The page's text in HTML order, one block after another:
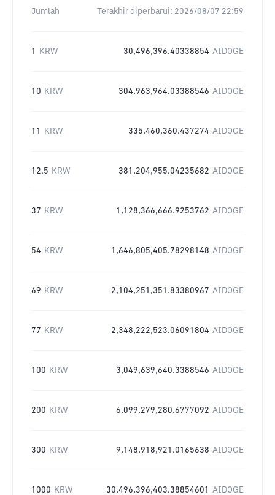
Jumlah Terakhir diperbarui: 2026/08/07 22:59
1 KRW 30,496,396.40338854 AIDOGE
10 KRW 304,963,964.03388546 AIDOGE
11 KRW 335,460,360.437274 AIDOGE
12.5 KRW 381,204,955.04235682 AIDOGE
37 KRW 1,128,366,666.9253762 AIDOGE
54 KRW 1,646,805,405.78298148 AIDOGE
69 KRW 2,104,251,351.83380967 AIDOGE
77 KRW 2,348,222,523.06091804 AIDOGE
100 KRW 3,049,639,640.3388546 AIDOGE
200 KRW 6,099,279,280.6777092 AIDOGE
300 KRW 9,148,918,921.0165638 AIDOGE
1000 KRW 30,496,396,403.38854601 AIDOGE